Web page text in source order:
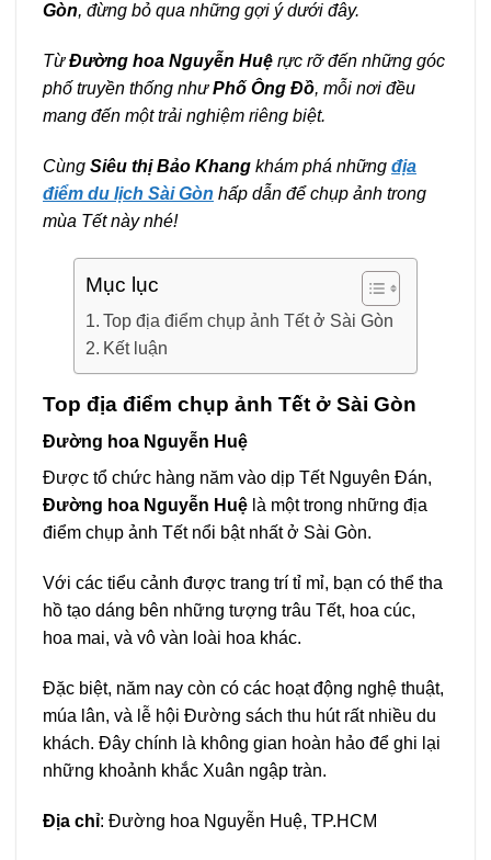
Gòn, đừng bỏ qua những gợi ý dưới đây.
TừĐường hoa Nguyễn Huệ rực rỡ đến những góc
phố truyền thống nhưPhố Ông Đồ, mỗi nơi đều
mang đến một trải nghiệm riêng biệt.
Cùng Siêu thị Bảo Khang khám phá những địa
điểm du lịch Sài Gòn hấp dẫn để chụp ảnh trong
mùa Tết này nhé!
Mục lục
Top địa điểm chụp ảnh Tết ở Sài Gòn
Kết luận
Top địa điểm chụp ảnh Tết ở Sài Gòn
Đường hoa Nguyễn Huệ
Được tổ chức hàng năm vào dịp Tết Nguyên Đán,
Đường hoa Nguyễn Huệ là một trong những địa
điểm chụp ảnh Tết nổi bật nhất ở Sài Gòn.
Với các tiểu cảnh được trang trí tỉ mỉ, bạn có thể tha
hồ tạo dáng bên những tượng trâu Tết, hoa cúc,
hoa mai, và vô vàn loài hoa khác.
Đặc biệt, năm nay còn có các hoạt động nghệ thuật,
múa lân, và lễ hội Đường sách thu hút rất nhiều du
khách. Đây chính là không gian hoàn hảo để ghi lại
những khoảnh khắc Xuân ngập tràn.
Địa chỉ: Đường hoa Nguyễn Huệ, TP.HCM